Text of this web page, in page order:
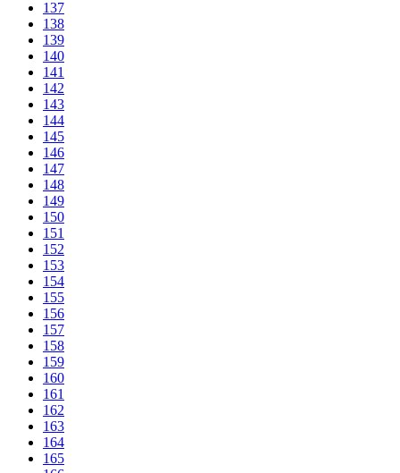
137
138
139
140
141
142
143
144
145
146
147
148
149
150
151
152
153
154
155
156
157
158
159
160
161
162
163
164
165